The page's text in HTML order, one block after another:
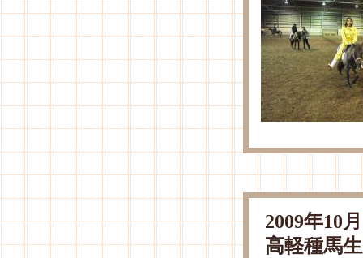
2009年
高軽種馬